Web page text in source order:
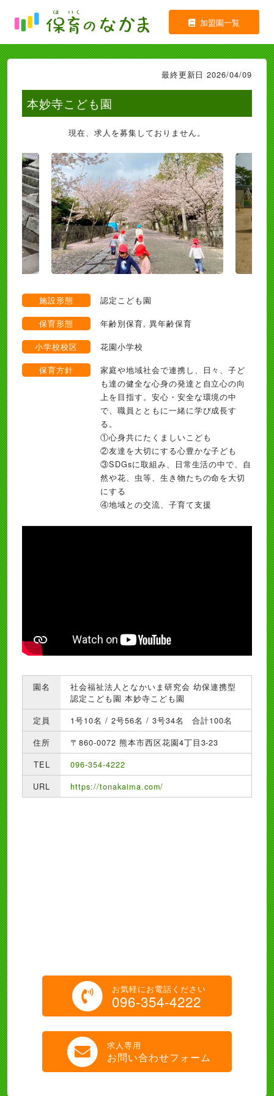
加盟園一覧
最終更新日 2026/04/09
本妙寺こども園
現在、求人を募集しておりません。
施設形態
認定こども園
保育形態
年齢別保育, 異年齢保育
小学校校区
花園小学校
保育方針
家庭や地域社会で連携し、日々、子ど
も達の健全な心身の発達と自立心の向
上を目指す。安心・安全な環境の中
で、職員とともに一緒に学び成長す
る。
①心身共にたくましいこども
②友達を大切にする心豊かな子ども
③SDGsに取組み、日常生活の中で、自
然や花、虫等、生き物たちの命を大切
にする
④地域との交流、子育て支援
園名
社会福祉法人となかいま研究会 幼保連携型
認定こども園 本妙寺こども園
定員
1号10名 / 2号56名 / 3号34名 合計100名
住所
〒860-0072 熊本市西区花園4丁目3-23
TEL
096-354-4222
URL
https://tonakaima.com/
お気軽にお電話ください
096-354-4222
求人専用
お問い合わせフォーム